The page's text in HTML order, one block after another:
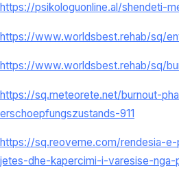
https://psikologuonline.al/shendeti-
https://www.worldsbest.rehab/sq/
https://www.worldsbest.rehab/sq/
https://sq.meteorete.net/burnout-
erschoepfungszustands-911
https://sq.reoveme.com/rendesia-
jetes-dhe-kapercimi-i-varesise-nga-